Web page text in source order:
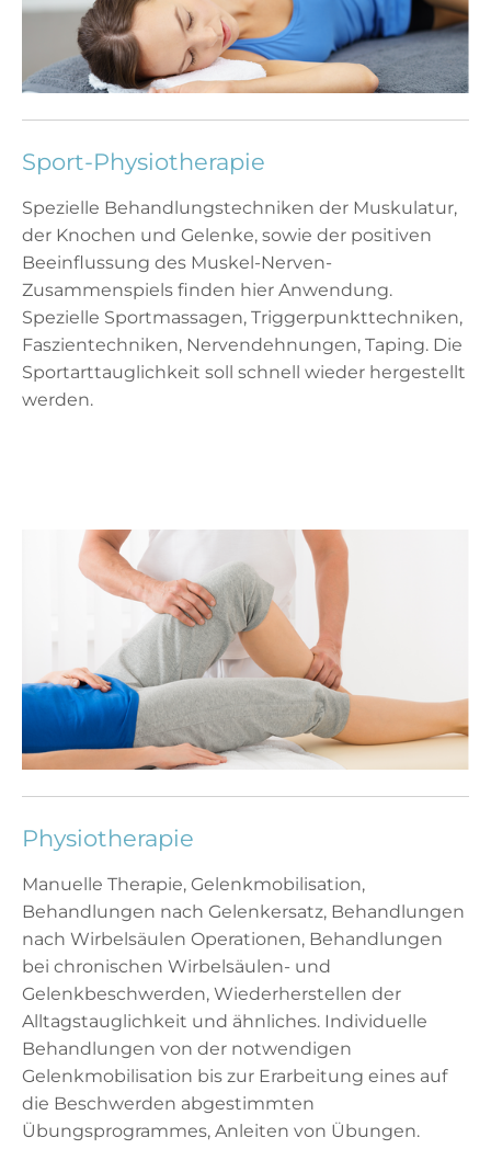
Sport-Physiotherapie
Spezielle Behandlungstechniken der Muskulatur,
der Knochen und Gelenke, sowie der positiven
Beeinflussung des Muskel-Nerven-
Zusammenspiels finden hier Anwendung.
Spezielle Sportmassagen, Triggerpunkttechniken,
Faszientechniken, Nervendehnungen, Taping. Die
Sportarttauglichkeit soll schnell wieder hergestellt
werden.
Physiotherapie
Manuelle Therapie, Gelenkmobilisation,
Behandlungen nach Gelenkersatz, Behandlungen
nach Wirbelsäulen Operationen, Behandlungen
bei chronischen Wirbelsäulen- und
Gelenkbeschwerden, Wiederherstellen der
Alltagstauglichkeit und ähnliches. Individuelle
Behandlungen von der notwendigen
Gelenkmobilisation bis zur Erarbeitung eines auf
die Beschwerden abgestimmten
Übungsprogrammes, Anleiten von Übungen.